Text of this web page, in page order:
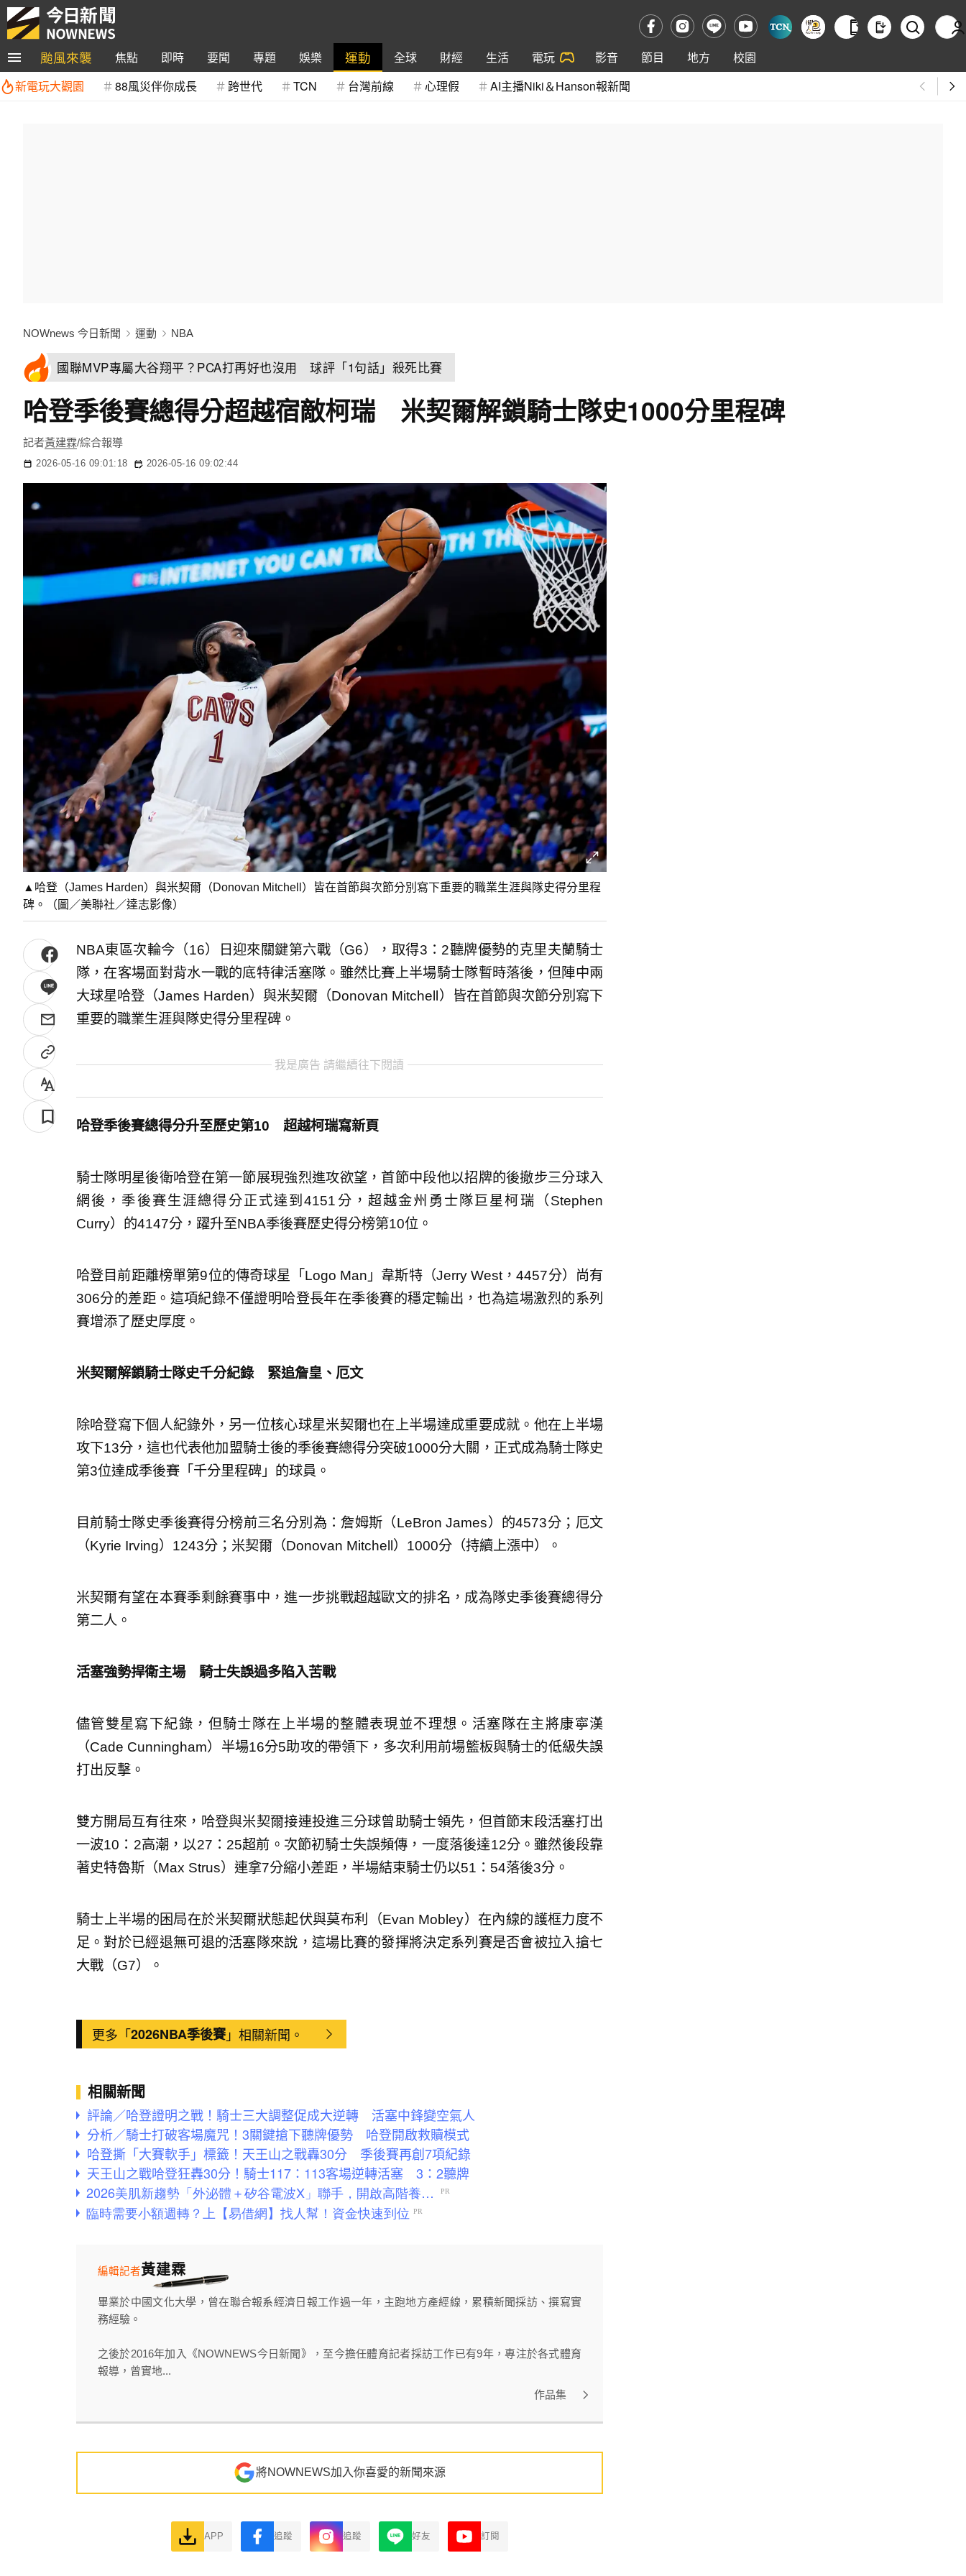
颱風來襲 焦點 即時 要聞 專題 娛樂 運動 全球 財經 生活 電玩 影音 節目 地方
校園
新電玩大觀園
88風災伴你成長 跨世代 TCN 台灣前線 心理假 AI主播Niki＆Hanson報新聞
NOWnews 今日新聞 運動 NBA
國聯MVP專屬大谷翔平？PCA打再好也沒用 球評「1句話」殺死比賽
哈登季後賽總得分超越宿敵柯瑞 米契爾解鎖騎士隊史1000分里程碑
記者黃建霖/綜合報導
2026-05-16 09:01:18 2026-05-16 09:02:44
▲哈登（James Harden）與米契爾（Donovan Mitchell）皆在首節與次節分別寫下重要的職業生涯與隊史得分里程
碑。（圖／美聯社／達志影像）
NBA東區次輪今（16）日迎來關鍵第六戰（G6），取得3：2聽牌優勢的克里夫蘭騎士
隊，在客場面對背水一戰的底特律活塞隊。雖然比賽上半場騎士隊暫時落後，但陣中兩
大球星哈登（James Harden）與米契爾（Donovan Mitchell）皆在首節與次節分別寫下
重要的職業生涯與隊史得分里程碑。
我是廣告 請繼續往下閱讀
哈登季後賽總得分升至歷史第10 超越柯瑞寫新頁
騎士隊明星後衛哈登在第一節展現強烈進攻欲望，首節中段他以招牌的後撤步三分球入
網後，季後賽生涯總得分正式達到4151分，超越金州勇士隊巨星柯瑞（Stephen
Curry）的4147分，躍升至NBA季後賽歷史得分榜第10位。
哈登目前距離榜單第9位的傳奇球星「Logo Man」韋斯特（Jerry West，4457分）尚有
306分的差距。這項紀錄不僅證明哈登長年在季後賽的穩定輸出，也為這場激烈的系列
賽增添了歷史厚度。
米契爾解鎖騎士隊史千分紀錄 緊追詹皇、厄文
除哈登寫下個人紀錄外，另一位核心球星米契爾也在上半場達成重要成就。他在上半場
攻下13分，這也代表他加盟騎士後的季後賽總得分突破1000分大關，正式成為騎士隊史
第3位達成季後賽「千分里程碑」的球員。
目前騎士隊史季後賽得分榜前三名分別為：詹姆斯（LeBron James）的4573分；厄文
（Kyrie Irving）1243分；米契爾（Donovan Mitchell）1000分（持續上漲中）。
米契爾有望在本賽季剩餘賽事中，進一步挑戰超越歐文的排名，成為隊史季後賽總得分
第二人。
活塞強勢捍衛主場 騎士失誤過多陷入苦戰
儘管雙星寫下紀錄，但騎士隊在上半場的整體表現並不理想。活塞隊在主將康寧漢
（Cade Cunningham）半場16分5助攻的帶領下，多次利用前場籃板與騎士的低級失誤
打出反擊。
雙方開局互有往來，哈登與米契爾接連投進三分球曾助騎士領先，但首節末段活塞打出
一波10：2高潮，以27：25超前。次節初騎士失誤頻傳，一度落後達12分。雖然後段靠
著史特魯斯（Max Strus）連拿7分縮小差距，半場結束騎士仍以51：54落後3分。
騎士上半場的困局在於米契爾狀態起伏與莫布利（Evan Mobley）在內線的護框力度不
足。對於已經退無可退的活塞隊來說，這場比賽的發揮將決定系列賽是否會被拉入搶七
大戰（G7）。
更多「2026NBA季後賽」相關新聞。
相關新聞
評論／哈登證明之戰！騎士三大調整促成大逆轉 活塞中鋒變空氣人
分析／騎士打破客場魔咒！3關鍵搶下聽牌優勢 哈登開啟救贖模式
哈登撕「大賽軟手」標籤！天王山之戰轟30分 季後賽再創7項紀錄
天王山之戰哈登狂轟30分！騎士117：113客場逆轉活塞 3：2聽牌
黃建霖
編輯記者
畢業於中國文化大學，曾在聯合報系經濟日報工作過一年，主跑地方產經線，累積新聞採訪、撰寫實
務經驗。
之後於2016年加入《NOWNEWS今日新聞》，至今擔任體育記者採訪工作已有9年，專注於各式體育
報導，曾實地...
作品集
將NOWNEWS加入你喜愛的新聞來源
APP 追蹤 追蹤 好友 訂閱